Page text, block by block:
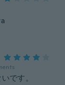
です。